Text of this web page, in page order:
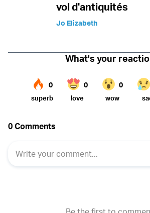
vol d'antiquités
Jo Elizabeth